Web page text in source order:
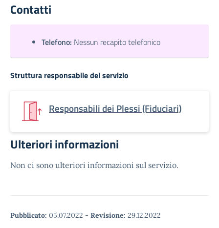
Contatti
Telefono: Nessun recapito telefonico
Struttura responsabile del servizio
Responsabili dei Plessi (Fiduciari)
Ulteriori informazioni
Non ci sono ulteriori informazioni sul servizio.
Pubblicato: 05.07.2022 - Revisione: 29.12.2022